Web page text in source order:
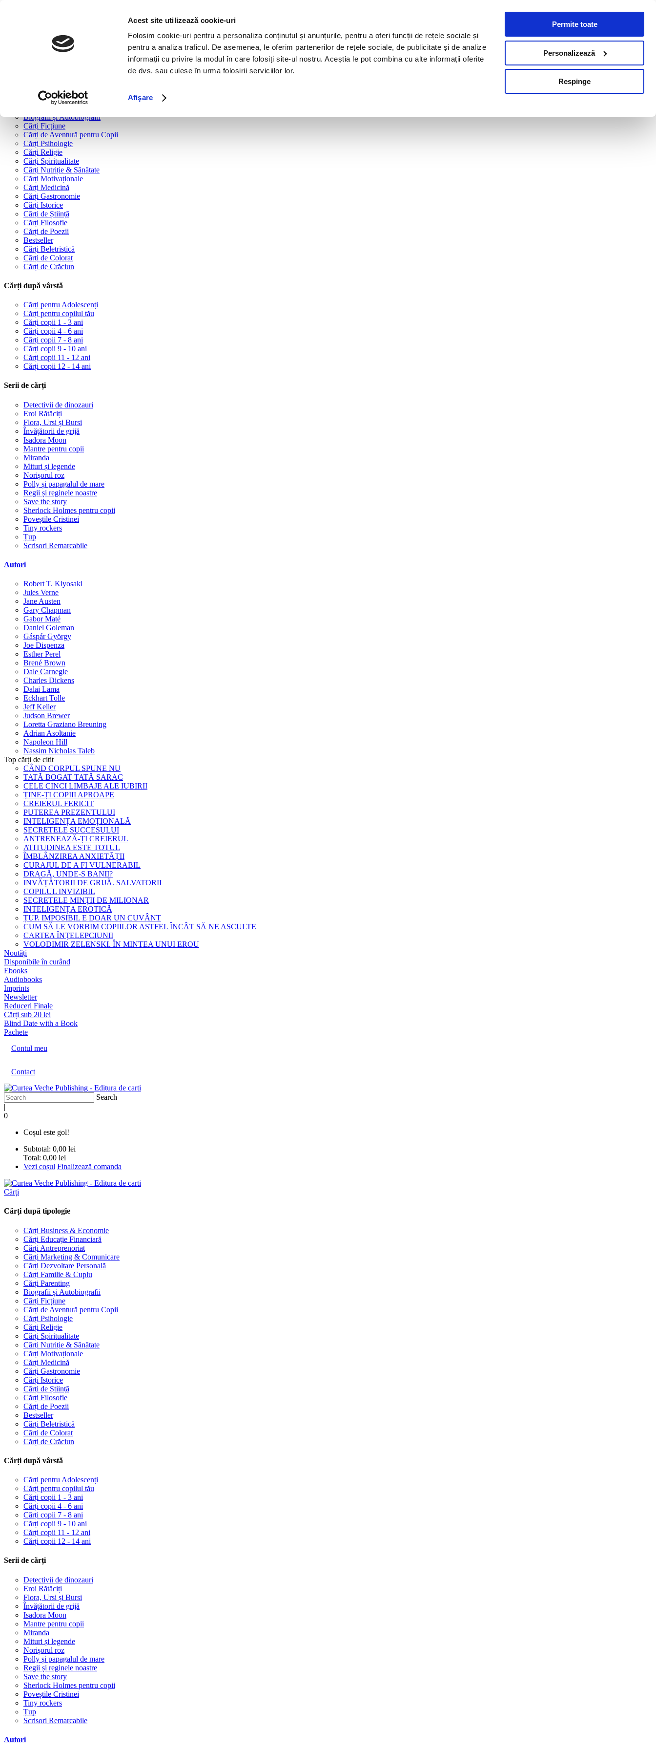
Acest site utilizează cookie-uri
Folosim cookie-uri pentru a personaliza conținutul și anunțurile, pentru a oferi funcții de rețele sociale și
pentru a analiza traficul. De asemenea, le oferim partenerilor de rețele sociale, de publicitate și de analize
informații cu privire la modul în care folosiți site-ul nostru. Aceștia le pot combina cu alte informații oferite
de dvs. sau culese în urma folosirii serviciilor lor.
Afişare
Permite toate
Personalizează
Respinge
Cărți după tipologie
Cărți Dezvoltare Personală
Cărți Familie & Cuplu
Biografii și Autobiografii
Cărți Ficțiune
Cărți de Aventură pentru Copii
Cărți Psihologie
Cărți Religie
Cărți Spiritualitate
Cărți Nutriție & Sănătate
Cărți Motivaționale
Cărți Medicină
Cărți Gastronomie
Cărți Istorice
Cărți de Știință
Cărți Filosofie
Cărți de Poezii
Bestseller
Cărți Beletristică
Cărți de Colorat
Cărți de Crăciun
Cărți după vârstă
Cărți pentru Adolescenți
Cărți pentru copilul tău
Cărți copii 1 - 3 ani
Cărți copii 4 - 6 ani
Cărți copii 7 - 8 ani
Cărți copii 9 - 10 ani
Cărți copii 11 - 12 ani
Cărți copii 12 - 14 ani
Serii de cărți
Detectivii de dinozauri
Eroi Rătăciți
Flora, Ursi și Bursi
Învățătorii de grijă
Isadora Moon
Mantre pentru copii
Miranda
Mituri și legende
Norișorul roz
Polly și papagalul de mare
Regii și reginele noastre
Save the story
Sherlock Holmes pentru copii
Poveștile Cristinei
Tiny rockers
Țup
Scrisori Remarcabile
Autori
Robert T. Kiyosaki
Jules Verne
Jane Austen
Gary Chapman
Gabor Maté
Daniel Goleman
Gáspár György
Joe Dispenza
Esther Perel
Brené Brown
Dale Carnegie
Charles Dickens
Dalai Lama
Eckhart Tolle
Jeff Keller
Judson Brewer
Loretta Graziano Breuning
Adrian Asoltanie
Napoleon Hill
Nassim Nicholas Taleb
Top cărți de citit
CÂND CORPUL SPUNE NU
TATĂ BOGAT TATĂ SARAC
CELE CINCI LIMBAJE ALE IUBIRII
ȚINE-ȚI COPIII APROAPE
CREIERUL FERICIT
PUTEREA PREZENTULUI
INTELIGENȚA EMOȚIONALĂ
SECRETELE SUCCESULUI
ANTRENEAZĂ-ȚI CREIERUL
ATITUDINEA ESTE TOTUL
ÎMBLÂNZIREA ANXIETĂȚII
CURAJUL DE A FI VULNERABIL
DRAGĂ, UNDE-S BANII?
INVĂȚĂTORII DE GRIJĂ. SALVATORII
COPILUL INVIZIBIL
SECRETELE MINȚII DE MILIONAR
INTELIGENȚA EROTICĂ
ȚUP. IMPOSIBIL E DOAR UN CUVÂNT
CUM SĂ LE VORBIM COPIILOR ASTFEL ÎNCÂT SĂ NE ASCULTE
CARTEA ÎNȚELEPCIUNII
VOLODIMIR ZELENSKI. ÎN MINTEA UNUI EROU
Noutăți
Disponibile în curând
Ebooks
Audiobooks
Imprints
Newsletter
Reduceri Finale
Cărți sub 20 lei
Blind Date with a Book
Pachete
Contul meu
Contact
Search
|
0
Coșul este gol!
Subtotal: 0,00 lei
Total: 0,00 lei
Vezi coșul Finalizează comanda
Cărți
Cărți după tipologie
Cărți Business & Economie
Cărți Educație Financiară
Cărți Antreprenoriat
Cărți Marketing & Comunicare
Cărți Dezvoltare Personală
Cărți Familie & Cuplu
Cărți Parenting
Biografii și Autobiografii
Cărți Ficțiune
Cărți de Aventură pentru Copii
Cărți Psihologie
Cărți Religie
Cărți Spiritualitate
Cărți Nutriție & Sănătate
Cărți Motivaționale
Cărți Medicină
Cărți Gastronomie
Cărți Istorice
Cărți de Știință
Cărți Filosofie
Cărți de Poezii
Bestseller
Cărți Beletristică
Cărți de Colorat
Cărți de Crăciun
Cărți după vârstă
Cărți pentru Adolescenți
Cărți pentru copilul tău
Cărți copii 1 - 3 ani
Cărți copii 4 - 6 ani
Cărți copii 7 - 8 ani
Cărți copii 9 - 10 ani
Cărți copii 11 - 12 ani
Cărți copii 12 - 14 ani
Serii de cărți
Detectivii de dinozauri
Eroi Rătăciți
Flora, Ursi și Bursi
Învățătorii de grijă
Isadora Moon
Mantre pentru copii
Miranda
Mituri și legende
Norișorul roz
Polly și papagalul de mare
Regii și reginele noastre
Save the story
Sherlock Holmes pentru copii
Poveștile Cristinei
Tiny rockers
Țup
Scrisori Remarcabile
Autori